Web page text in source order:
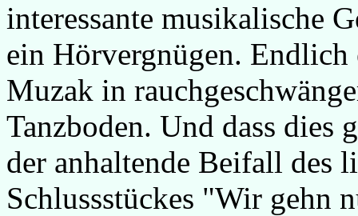
interessante musikalische
ein Hörvergnügen. Endlich
Muzak in
Tanzboden. Und dass dies
der anhaltende Beifall des
Schlussstückes "Wir gehn